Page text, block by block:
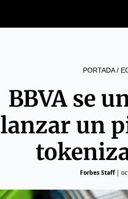
PORTADA/
BBVA se
lanzar un
Forbes Staff|